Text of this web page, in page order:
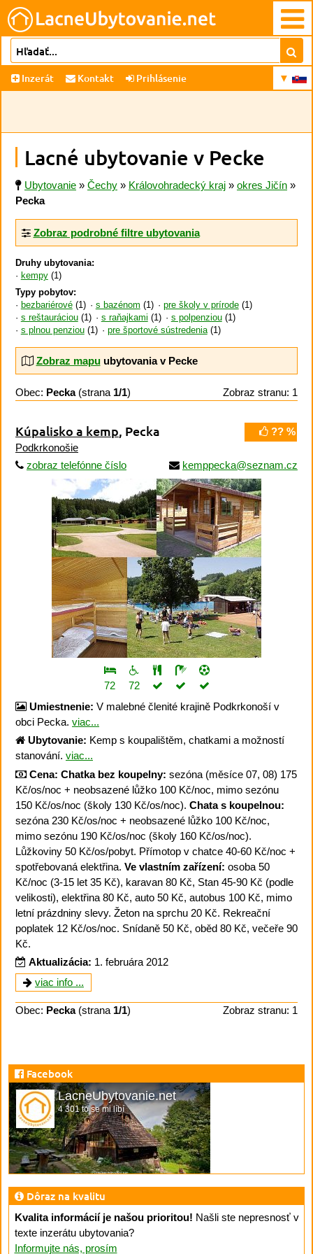
Inzerát Kontakt Prihlásenie
Lacné ubytovanie v Pecke
Ubytovanie » Čechy » Královohradecký kraj » okres Jičín »
Pecka
Zobraz podrobné filtre ubytovania
Druhy ubytovania:
kempy(1)
Typy pobytov:
bezbariérové(1) s bazénom (1) pre školy v prírode(1)
s reštauráciou(1) s raňajkami (1) s polpenziou(1)
s plnou penziou(1) pre športové sústredenia(1)
Zobraz mapuubytovania v Pecke
Obec: Pecka(strana 1/1) Zobraz stranu: 1
?? %
Kúpalisko a kemp, Pecka
Podkrkonošie
zobraz telefónne číslo
kemppecka@seznam.cz
72
72
Umiestnenie: V malebné členité krajině Podkrkonoší v
obci Pecka. viac...
Ubytovanie: Kemp s koupalištěm, chatkami a možností
stanování. viac...
Cena: Chatka bez koupelny: sezóna (měsíce 07, 08) 175
Kč/os/noc + neobsazené lůžko 100 Kč/noc, mimo sezónu
150 Kč/os/noc (školy 130 Kč/os/noc). Chata s koupelnou:
sezóna 230 Kč/os/noc + neobsazené lůžko 100 Kč/noc,
mimo sezónu 190 Kč/os/noc (školy 160 Kč/os/noc).
Lůžkoviny 50 Kč/os/pobyt. Přímotop v chatce 40-60 Kč/noc +
spotřebovaná elektřina. Ve vlastním zařízení: osoba 50
Kč/noc (3-15 let 35 Kč), karavan 80 Kč, Stan 45-90 Kč (podle
velikosti), elektřina 80 Kč, auto 50 Kč, autobus 100 Kč, mimo
letní prázdniny slevy. Žeton na sprchu 20 Kč. Rekreační
poplatek 12 Kč/os/noc. Snídaně 50 Kč, oběd 80 Kč, večeře 90
Kč.
Aktualizácia: 1. februára 2012
viac info ...
Obec: Pecka(strana 1/1) Zobraz stranu: 1
Facebook
LacneUbytovanie.net
4 301 to se mi líbí
Dôraz na kvalitu
Kvalita informácií je našou prioritou! Našli ste nepresnosť v
texte inzerátu ubytovania?
Informujte nás, prosím